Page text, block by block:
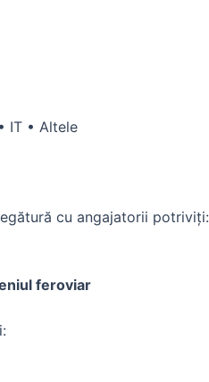
IT • Altele
cu angajatorii potriviți:
feroviar